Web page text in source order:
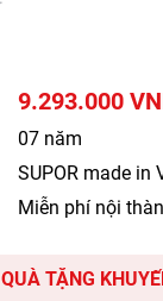
9.293.000
07 năm
SUPOR made in
Miễn phí nội
QUÀ TẶNG